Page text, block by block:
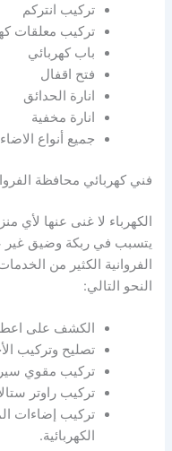
تركيب انتركم
تركيب معلقات
باب كهربائي
فتح اقفال
انارة الحدائق
انارة مخفية
جميع أنواع
فني كهربائي محافظة
الكهرباء لا غنى عنها لأي
يتسبب في ربكة وضيق غير
الفروانية الكثير من
النحو التالي:
الكشف على
تصليح وتركيب
تركيب مقوي
تركيب راوتر
تركيب إضاءات
الكهربائية.